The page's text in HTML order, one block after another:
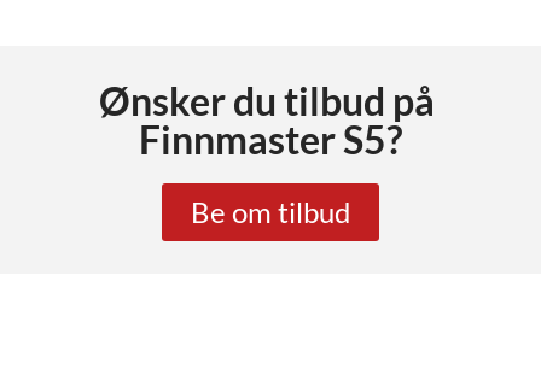
Ønsker du tilbud på
Finnmaster S5?
Be om tilbud